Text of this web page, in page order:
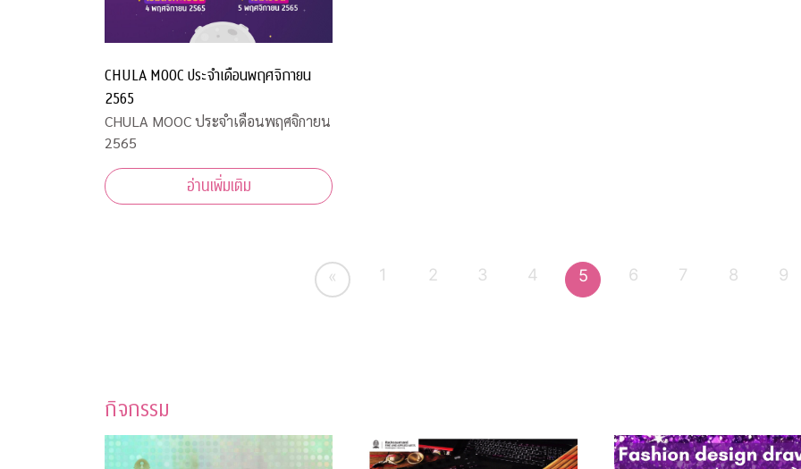
CHULA MOOC ประจำเดือนพฤศจิกายน
2565
CHULA MOOC ประจำเดือนพฤศจิกายน
2565
อ่านเพิ่มเติม
« 1 2 3 4 5 6 7 8 9
กิจกรรม